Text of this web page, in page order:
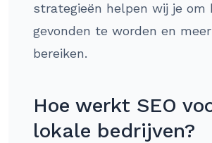
strategieën helpen wij je om
gevonden te worden en
bereiken.
Hoe werkt SEO
lokale bedrijven?